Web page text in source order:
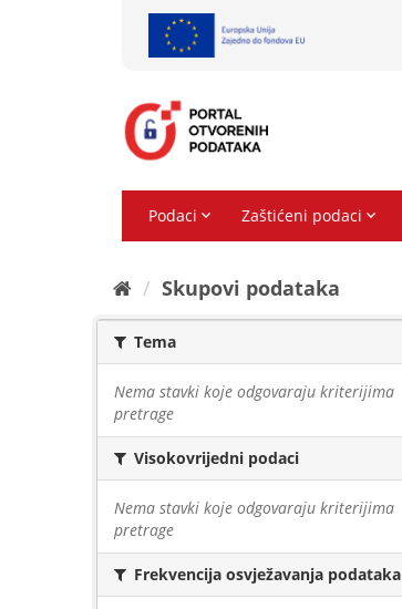
Skupovi podаtаkа
Tema
Nema stavki koje odgovaraju kriterijima
pretrage
Visokovrijedni podaci
Nema stavki koje odgovaraju kriterijima
pretrage
Frekvencija osvježavanja podataka